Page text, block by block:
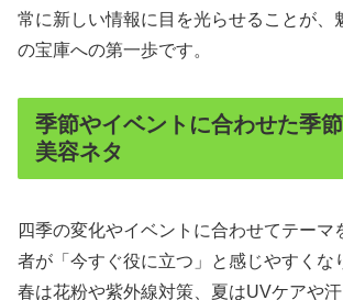
常に新しい情報に目を光らせることが、
の宝庫への第一歩です。
季節やイベントに合わせた季
美容ネタ
四季の変化やイベントに合わせてテーマ
者が「今すぐ役に立つ」と感じやすくな
春は花粉や紫外線対策、夏はUVケアや汗